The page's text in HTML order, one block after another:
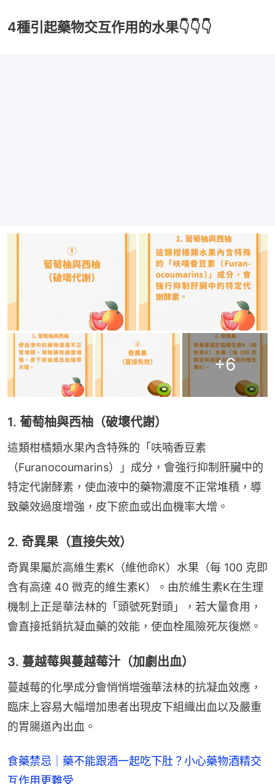
4種引起藥物交互作用的水果👇👇👇
+6
1. 葡萄柚與西柚（破壞代謝）
這類柑橘類水果內含特殊的「呋喃香豆素
（Furanocoumarins）」成分，會強行抑制肝臟中的
特定代謝酵素，使血液中的藥物濃度不正常堆積，導
致藥效過度增強，皮下瘀血或出血機率大增。
2. 奇異果（直接失效）
奇異果屬於高維生素K（維他命K）水果（每 100 克即
含有高達 40 微克的維生素K）。由於維生素K在生理
機制上正是華法林的「頭號死對頭」，若大量食用，
會直接抵銷抗凝血藥的效能，使血栓風險死灰復燃。
3. 蔓越莓與蔓越莓汁（加劇出血）
蔓越莓的化學成分會悄悄增強華法林的抗凝血效應，
臨床上容易大幅增加患者出現皮下組織出血以及嚴重
的胃腸道內出血。
食藥禁忌｜藥不能跟酒一起吃下肚？小心藥物酒精交
互作用更難受